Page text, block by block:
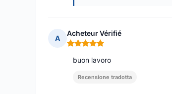
A
Acheteur Vérifié
Nota: 5 su 5
buon lavoro
Recensione tradotta